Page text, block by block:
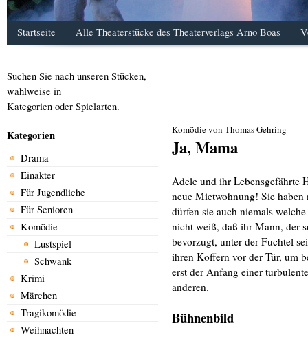
Startseite Alle Theaterstücke des Theaterverlags Arno Boas
Suchen Sie nach unseren Stücken,
wahlweise in
Kategorien oder Spielarten.
Kategorien
Drama
Einakter
Für Jugendliche
Für Senioren
Komödie
Lustspiel
Schwank
Krimi
Märchen
Tragikomödie
Weihnachten
Komödie von Thomas Gehring
Ja, Mama
Adele und ihr Lebensgefährte
neue Mietwohnung! Sie
dürfen sie auch niemals
nicht weiß, daß ihr Mann, der
bevorzugt, unter der Fuchtel
ihren Koffern vor der Tür, um
erst der Anfang einer
anderen.
Bühnenbild